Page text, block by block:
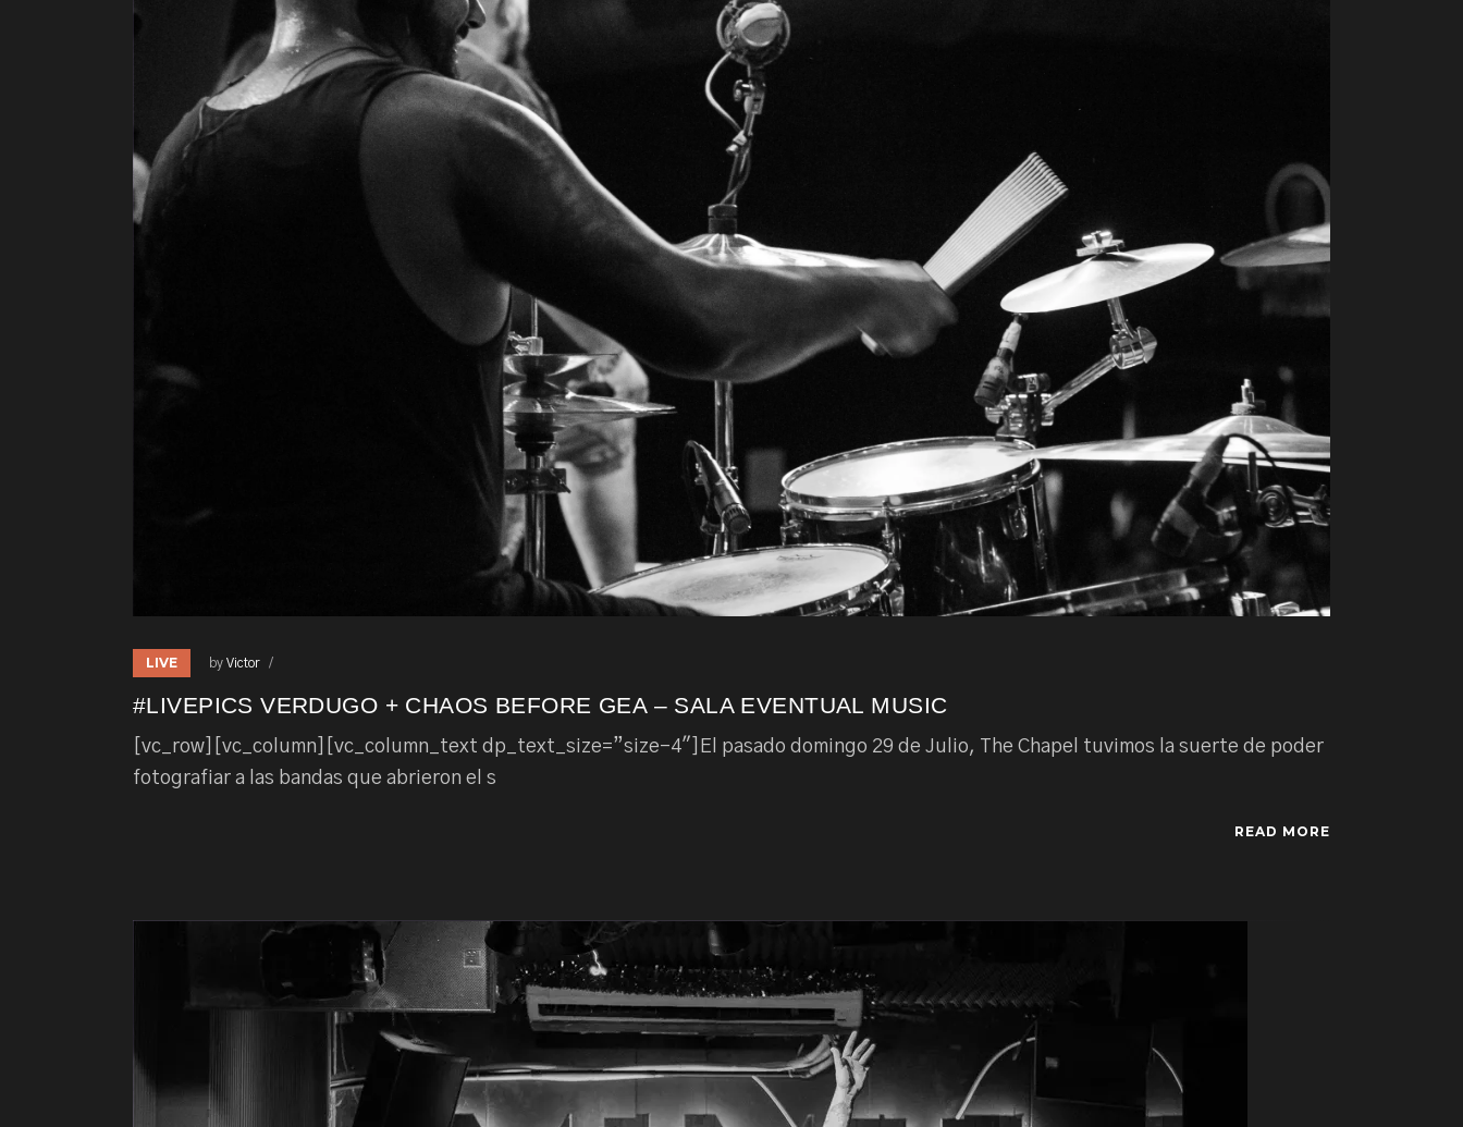
LIVE by Victor
#LIVEPICS VERDUGO + CHAOS BEFORE GEA – SALA EVENTUAL MUSIC
[vc_row][vc_column][vc_column_text dp_text_size=”size-4″]El pasado domingo 29 de Julio, The Chapel tuvimos la suerte de poder
fotografiar a las bandas que abrieron el s
READ MORE